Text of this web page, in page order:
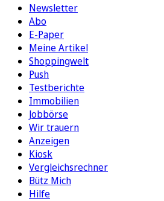
Newsletter
Abo
E-Paper
Meine Artikel
Shoppingwelt
Push
Testberichte
Immobilien
Jobbörse
Wir trauern
Anzeigen
Kiosk
Vergleichsrechner
Bütz Mich
Hilfe